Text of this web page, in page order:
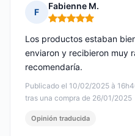
F
Fabienne M.
Nota: 5 de 5
Publicado el 10/02/2025 à
tras una compra de 26/01/2025
Los productos estaban
enviaron y recibieron muy
recomendaría.
Opinión traducida